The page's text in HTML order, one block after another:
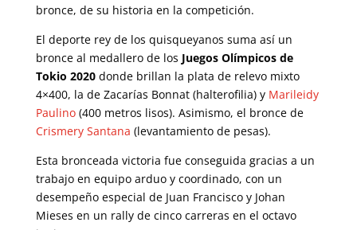
bronce, de su historia en la competición.
El deporte rey de los quisqueyanos suma así un
bronce al medallero de los Juegos Olímpicos de
Tokio 2020donde brillan la plata de relevo mixto
4×400, la de Zacarías Bonnat (halterofilia) y Marileidy
Paulino(400 metros lisos). Asimismo, el bronce de
Crismery Santana (levantamiento de pesas).
Esta bronceada victoria fue conseguida gracias a un
trabajo en equipo arduo y coordinado, con un
desempeño especial de Juan Francisco y Johan
Mieses en un rally de cinco carreras en el octavo